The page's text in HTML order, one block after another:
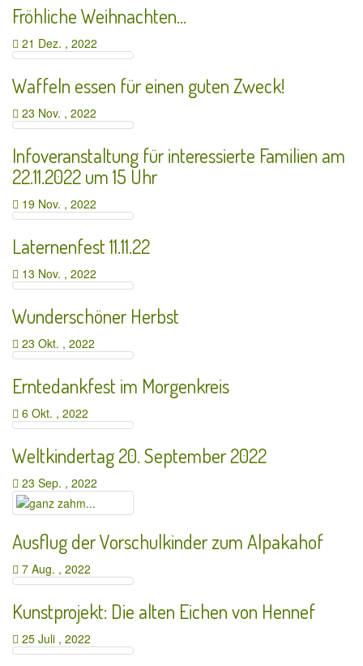
Fröhliche Weihnachten…
21 Dez. , 2022
Waffeln essen für einen guten Zweck!
23 Nov. , 2022
Infoveranstaltung für interessierte Familien am
22.11.2022 um 15 Uhr
19 Nov. , 2022
Laternenfest 11.11.22
13 Nov. , 2022
Wunderschöner Herbst
23 Okt. , 2022
Erntedankfest im Morgenkreis
6 Okt. , 2022
Weltkindertag 20. September 2022
23 Sep. , 2022
Ausflug der Vorschulkinder zum Alpakahof
7 Aug. , 2022
Kunstprojekt: Die alten Eichen von Hennef
25 Juli , 2022